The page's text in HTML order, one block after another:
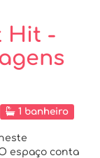
Hit -
1 banheiro
espaço conta